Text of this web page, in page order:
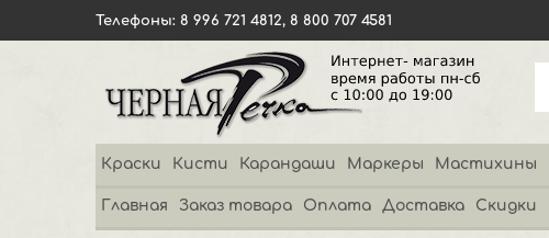
Телефоны: 8 996 721 4812, 8 800 707 4581
Краски Кисти Карандаши Маркеры Мастихины
Главная Заказ товара Оплата Доставка Скидки